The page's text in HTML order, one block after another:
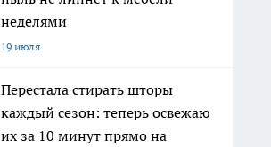
неделями
19 июля
Перестала стирать шторы
каждый сезон: теперь освежаю
их за 10 минут прямо на